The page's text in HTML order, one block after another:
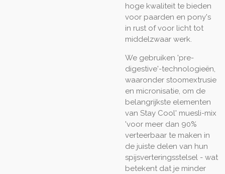
hoge kwaliteit te bieden
voor paarden en pony's
in rust of voor licht tot
middelzwaar werk.
We gebruiken 'pre-
digestive'-technologieën,
waaronder stoomextrusie
en micronisatie, om de
belangrijkste elementen
van Stay Cool' muesli-mix
'voor meer dan 90%
verteerbaar te maken in
de juiste delen van hun
spijsverteringsstelsel - wat
betekent dat je minder